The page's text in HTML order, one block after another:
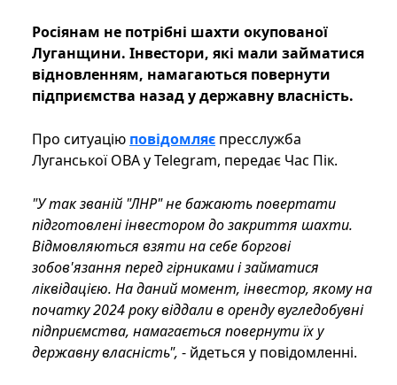
Росіянам не потрібні шахти окупованої
Луганщини. Інвестори, які мали займатися
відновленням, намагаються повернути
підприємства назад у державну власність.
Про ситуацію повідомляє пресслужба
Луганської ОВА у Telegram, передає Час Пік.
"У так званій "ЛНР" не бажають повертати
підготовлені інвестором до закриття шахти.
Відмовляються взяти на себе боргові
зобов'язання перед гірниками і займатися
ліквідацією. На даний момент, інвестор, якому на
початку 2024 року віддали в оренду вугледобувні
підприємства, намагається повернути їх у
державну власність", - йдеться у повідомленні.